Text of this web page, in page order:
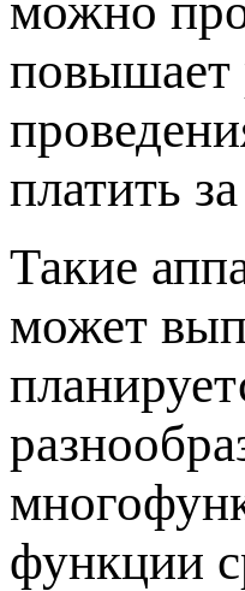
повышает
платить
Такие
может
функции